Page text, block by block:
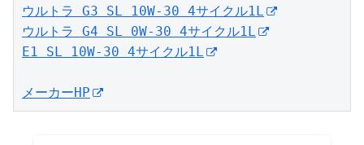
ウルトラ G3 SL 10W-30 4サイクル1L
ウルトラ G4 SL 0W-30 4サイクル1L
E1 SL 10W-30 4サイクル1L
メーカーHP